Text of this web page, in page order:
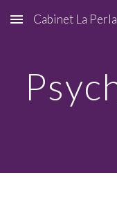
Skip to main content
Cabinet La Perla